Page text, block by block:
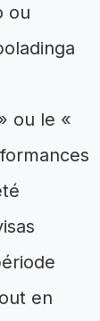
ou
ou le «
en